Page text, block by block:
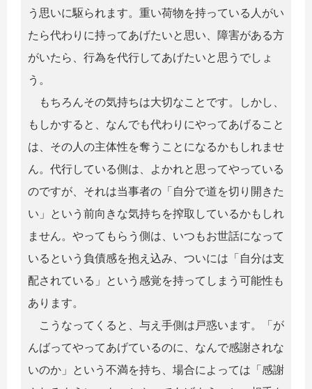
う思いに駆られます。重い荷物を持っている人がい
たら代わりに持ってあげたいと思い、障害がある方
がいたら、行為を代行してあげたいと思うでしょ
う。
もちろんその気持ちは大切なことです。しかし、
もしかすると、なんでも代わりにやってあげること
は、その人の主体性を奪うことになるかもしれませ
ん。代行している側は、よかれと思ってやっている
のですが、それは当事者の「自分で道を切り開きた
い」という前向きな気持ちを搾取しているかもしれ
ません。やってもらう側は、いつもお世話になって
いるという負債感を抱え込み、ついには「自分は支
配されている」という感覚を持ってしまう可能性も
あります。
こうなってくると、与え手側は戸惑います。「が
んばってやってあげているのに、なんで感謝されな
いのか」という不満を持ち、場合によっては「感謝